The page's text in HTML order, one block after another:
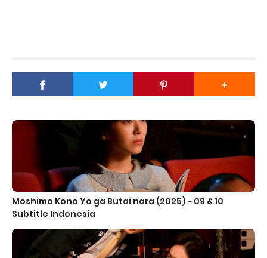
Moshimo Kono Yo ga Butai nara (2025) - 09 & 10
Subtitle Indonesia